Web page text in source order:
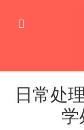
日常处